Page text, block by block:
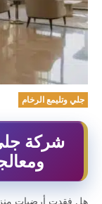
جلي وتليمع الرخام
شركة
هل فقدت أرضيات